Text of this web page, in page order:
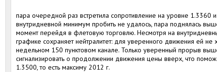
пара очередной раз встретила сопротивление на уровне 1.3360
внутридневной минимум пробить не удалось, пара поднялась
момент перейдя в флетовую торговлю. Несмотря на
графике сохраняет нейтралитет: для уверенного движения ей не
недельном 150 пунктовом канале. Только уверенный прорыв
сигнализировать о продолжении движения цены вверх, что
1.3500, то есть максиму 2012 г.